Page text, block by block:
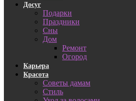
Досуг
Подарки
Праздники
Сны
Дом
Ремонт
Огород
Карьера
Красота
Советы дамам
Стиль